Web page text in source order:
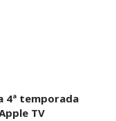
4ª temporada
TV